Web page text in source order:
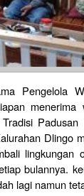
Pengelola
Dlingo
lingkungan
bulannya.
lagi namun